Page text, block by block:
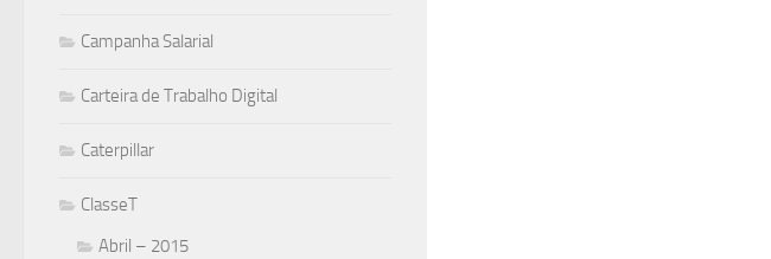
Campanha Salarial
Carteira de Trabalho Digital
Caterpillar
ClasseT
Abril – 2015